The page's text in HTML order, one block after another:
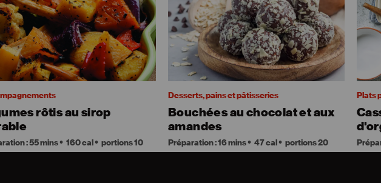
rôtis au sirop
: 55 mins 160 cal portions 10
Desserts, pains et pâtisseries
Bouchées au chocolat et aux
amandes
Préparation : 16 mins 47 cal portions 20
Plats